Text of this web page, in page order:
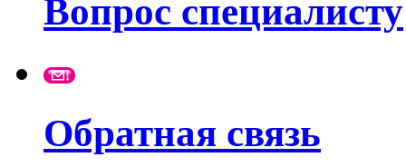
Вопрос специалисту
Обратная связь